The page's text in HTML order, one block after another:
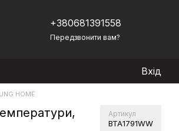
+380681391558
Передзвонити вам?
Вхід
HOME
Артикул
BTA1791WW